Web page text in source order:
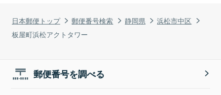
日本郵便トップ 郵便番号検索 静岡県
浜松市中区
板屋町浜松アクトタワー
郵便番号を調べる